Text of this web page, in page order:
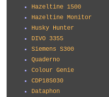
Hazeltine 1500
Hazeltine Monitor
Husky Hunter
DIVO 3355
Siemens S300
Quaderno
Colour Genie
CDP18S030
Dataphon